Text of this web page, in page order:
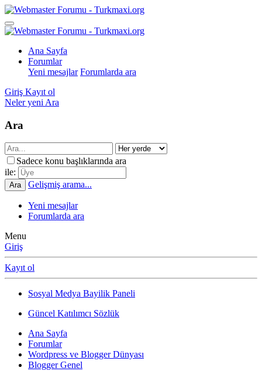
Ana Sayfa
Forumlar
Yeni mesajlar Forumlarda ara
Giriş Kayıt ol
Neler yeni Ara
Ara
Sadece konu başlıklarında ara
ile:
Ara Gelişmiş arama...
Yeni mesajlar
Forumlarda ara
Menu
Giriş
Kayıt ol
Sosyal Medya Bayilik Paneli
Güncel Katılımcı Sözlük
Ana Sayfa
Forumlar
Wordpress ve Blogger Dünyası
Blogger Genel